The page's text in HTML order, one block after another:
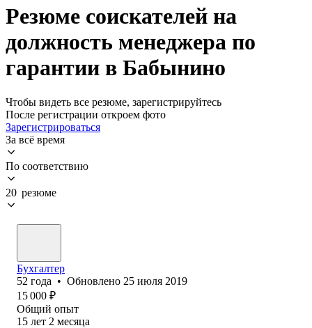
Резюме соискателей на
должность менеджера по
гарантии в Бабынино
Чтобы видеть все резюме, зарегистрируйтесь
После регистрации откроем фото
Зарегистрироваться
За всё время
По соответствию
20 резюме
Бухгалтер
52 года • Обновлено 25 июля 2019
15 000 ₽
Общий опыт
15 лет 2 месяца